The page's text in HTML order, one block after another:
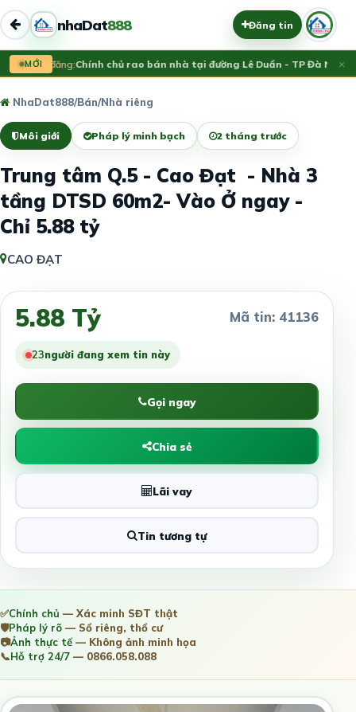
nhaDat888 Đăng tin
MỚI
Vừa đăng:Chính chủ rao bán nhà tại đường Lê Duẩn - TP Đà Nẵng;
×
NhaDat888/Bán/Nhà riêng
Môi giới Pháp lý minh bạch 2 tháng trước
Trung tâm Q.5 - Cao Đạt - Nhà 3
tầng DTSD 60m2- Vào Ở ngay -
Chỉ 5.88 tỷ
CAO ĐẠT
5.88 Tỷ Mã tin: 41136
23người đang xem tin này
Gọi ngay
Chia sẻ
Lãi vay
Tin tương tự
✅Chính chủ — Xác minh SĐT thật
🛡️Pháp lý rõ — Sổ riêng, thổ cư
📷Ảnh thực tế— Không ảnh minh họa
📞Hỗ trợ 24/7 — 0866.058.088